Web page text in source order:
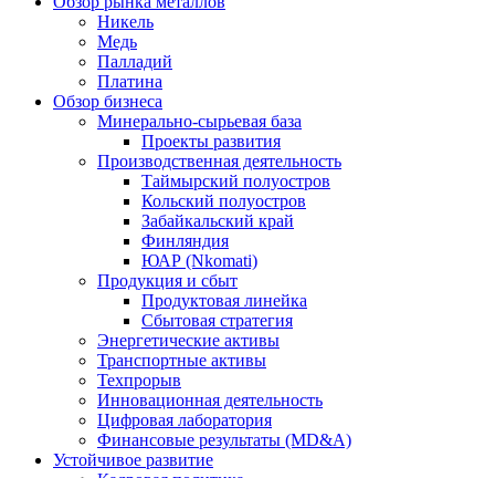
Никель
Медь
Палладий
Платина
Обзор бизнеса
Минерально-сырьевая база
Проекты развития
Производственная деятельность
Таймырский полуостров
Кольский полуостров
Забайкальский край
Финляндия
ЮАР (Nkomati)
Продукция и сбыт
Продуктовая линейка
Сбытовая стратегия
Энергетические активы
Транспортные активы
Техпрорыв
Инновационная деятельность
Цифровая лаборатория
Финансовые результаты (MD&A)
Устойчивое развитие